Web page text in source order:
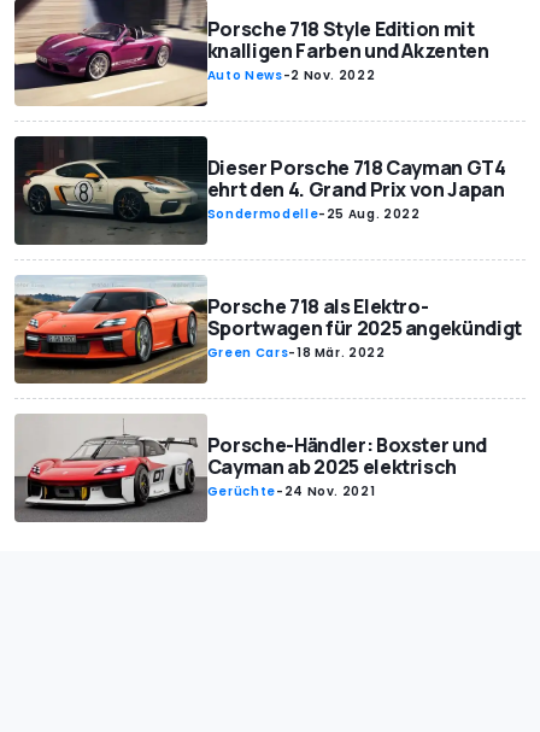
Porsche 718 Style Edition mit
knalligen Farben und Akzenten
Auto News-2 Nov. 2022
Dieser Porsche 718 Cayman GT4
ehrt den 4. Grand Prix von Japan
Sondermodelle- 25 Aug. 2022
Porsche 718 als Elektro-
Sportwagen für 2025 angekündigt
Green Cars-18 Mär. 2022
Porsche-Händler: Boxster und
Cayman ab 2025 elektrisch
Gerüchte- 24 Nov. 2021